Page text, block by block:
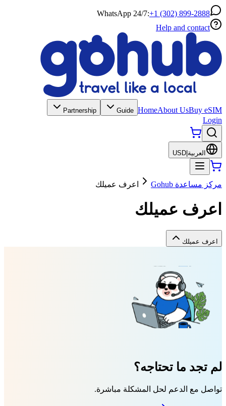
WhatsApp 24/7:+1 (302) 899-2888
Help and contact
HomeAbout UsBuy eSIM
Guide
Partnership
Login
العربية USD
مركز مساعدة Gohub اعرف عميلك
اعرف عميلك
اعرف عميلك
لم تجد ما تحتاجه؟
تواصل مع الدعم لحل المشكلة مباشرة.